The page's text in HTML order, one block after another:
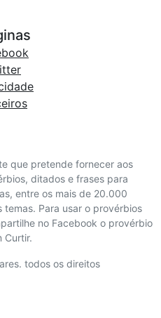
que pretende fornecer aos
ditados e frases para
entre os mais de 20.000
Para usar o provérbios
no Facebook o provérbio
Curtir.
todos os direitos